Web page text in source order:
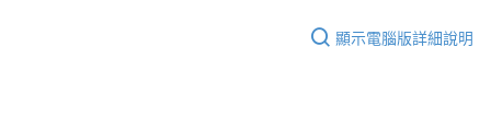
顯示電腦版詳細說明